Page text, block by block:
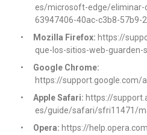
es/microsoft-edge/eliminar-
63947406-40ac-c3b8-57b9-
•
Mozilla Firefox: https://
que-los-sitios-web-guarden-
•
Google Chrome:
https://support.google.com/
•
Apple Safari: https://
es/guide/safari/sfri11471/
•
Opera: https://